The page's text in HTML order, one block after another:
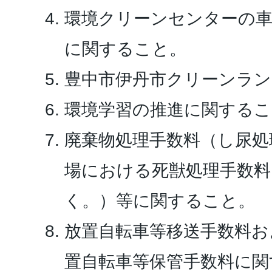
環境クリーンセンターの
に関すること。
豊中市伊丹市クリーンラ
環境学習の推進に関する
廃棄物処理手数料（し尿
場における死獣処理手数
く。）等に関すること。
放置自転車等移送手数料
置自転車等保管手数料に